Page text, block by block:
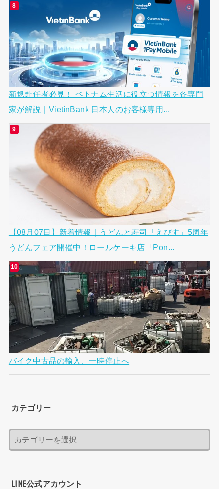
新規赴任者必見！ ベトナム生活に役立つ情報を各専門
家が解説｜VietinBank 日本人のお客様専用...
【08月07日】新着情報｜うどんと寿司「えびす」5周年
うどんフェア開催中！ロールケーキ店「Pon...
バイク中古品の輸入、一時停止へ
カテゴリー
LINE公式アカウント